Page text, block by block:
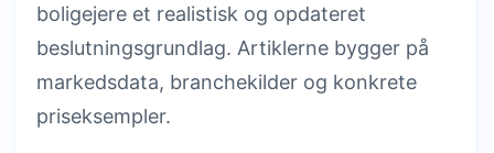
boligejere et realistisk og opdateret
beslutningsgrundlag. Artiklerne bygger på
markedsdata, branchekilder og konkrete
priseksempler.